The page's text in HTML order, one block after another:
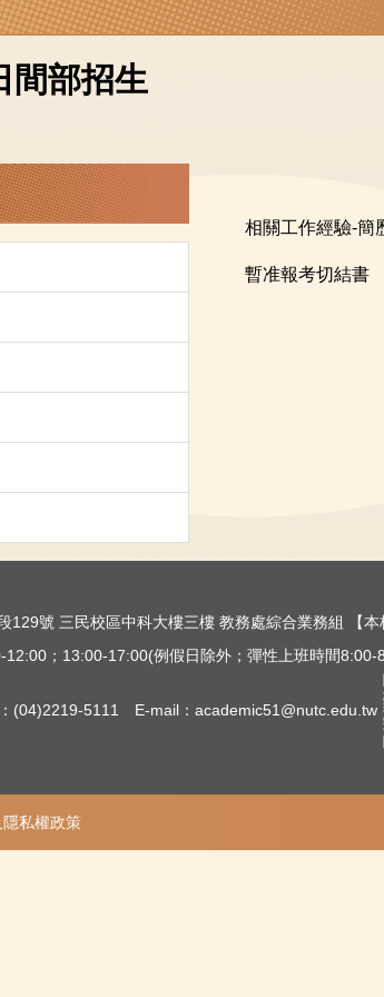
間部招生
相關工作經驗-簡
暫准報考切結書
129號 三民校區中科大樓三樓 教務處綜合業務組 【
12:00；13:00-17:00(例假日除外；彈性上班時間
(04)2219-5111 E-mail：academic51@nutc.edu.tw
私權政策